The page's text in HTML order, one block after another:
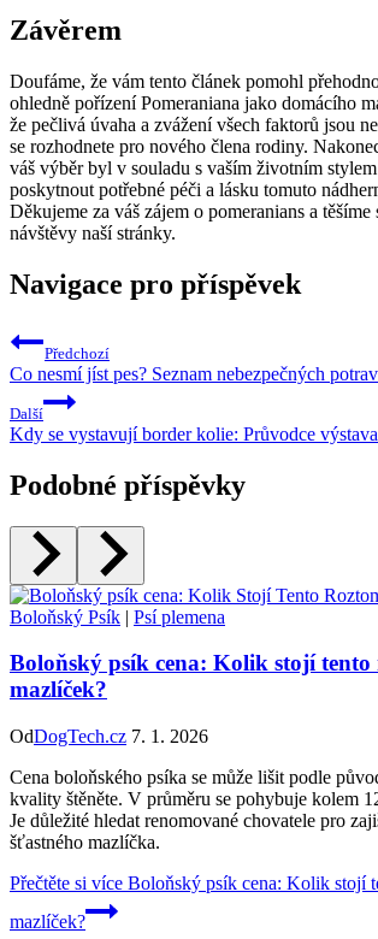
Závěrem
Doufáme, že vám tento článek pomohl
ohledně pořízení⁤ Pomeraniana jako domácího
že‌ pečlivá úvaha a zvážení všech faktorů jsou
se rozhodnete ‌pro nového člena ⁣rodiny.
váš výběr ⁤byl v souladu​ s vaším životním
poskytnout potřebné péči a ‍lásku tomuto
Děkujeme za váš zájem o pomeranians⁣ a těšíme
návštěvy naší ⁤stránky.
Navigace pro příspěvek
Předchozí
Co nesmí jíst pes? Seznam nebezpečných
Další
Kdy se vystavují border kolie: Průvodce
Podobné příspěvky
Boloňský Psík | Psí plemena
Boloňský psík cena: Kolik stojí
mazlíček?
OdDogTech.cz 7. 1. 2026
Cena boloňského psíka se může lišit podle
kvality štěněte. V průměru se pohybuje kolem
Je důležité hledat renomované chovatele pro
šťastného mazlíčka.
Přečtěte si více Boloňský psík cena: Kolik stojí
mazlíček?